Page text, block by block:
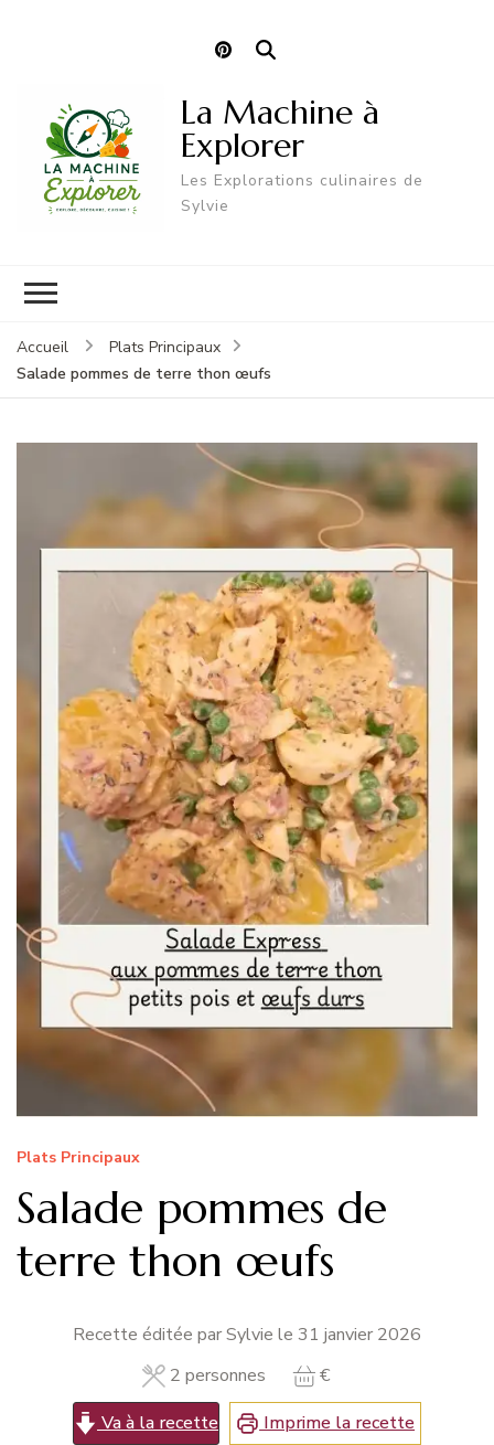
La Machine à
Explorer
Les Explorations culinaires de
Sylvie
Accueil
Plats Principaux
Salade pommes de terre thon œufs
Plats Principaux
Salade pommes de
terre thon œufs
Recette éditée par Sylvie le 31 janvier 2026
2 personnes
€
Va à la recette
Imprime la recette